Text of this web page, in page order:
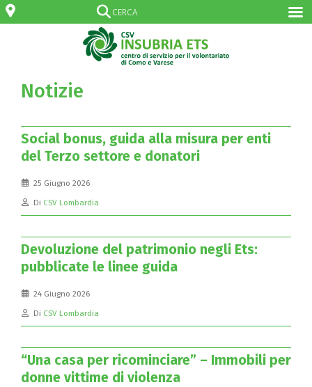
Notizie
Social bonus, guida alla misura per enti
del Terzo settore e donatori
25 Giugno 2026
Di CSV Lombardia
Devoluzione del patrimonio negli Ets:
pubblicate le linee guida
24 Giugno 2026
Di CSV Lombardia
“Una casa per ricominciare” – Immobili per
donne vittime di violenza